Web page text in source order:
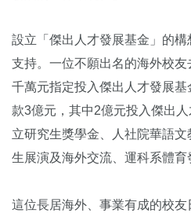
設立「傑出人才發展基金」的
支持。一位不願出名的海外校
千萬元指定投入傑出人才發展
款3億元，其中2億元投入傑出
立研究生獎學金、人社院華語
生展演及海外交流、運科系體育
這位長居海外、事業有成的校